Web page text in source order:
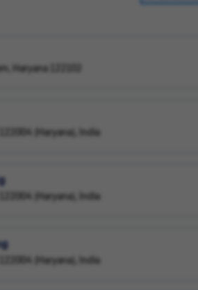
Haryana 122102
(Haryana), India
(Haryana), India
(Haryana), India